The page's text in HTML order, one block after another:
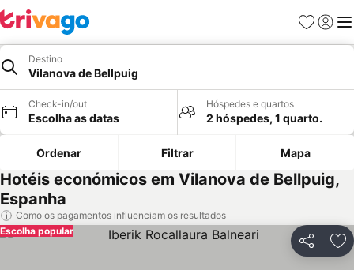
Favoritos
Iniciar
Destino
Vilanova de Bellpuig
Check-in/out
Escolha as datas
Hóspedes e quartos
2 hóspedes, 1 quarto.
Ordenar Filtrar Mapa
Hotéis económicos em Vilanova de Bellpuig,
Espanha
Como os pagamentos influenciam os resultados
Partilhar
Escolha popular